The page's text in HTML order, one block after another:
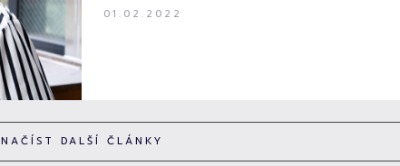
01.02.2022
NAČÍST DALŠÍ ČLÁNKY